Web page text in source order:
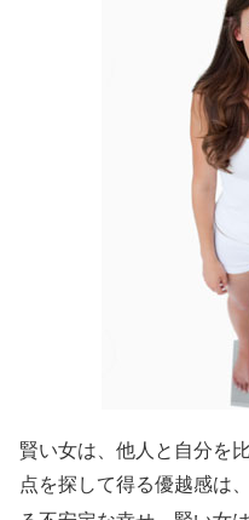
賢い女は、他人と自分を
点を探して得る優越感は